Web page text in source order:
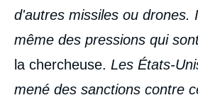
d'autres missiles ou drones.
même des pressions qui
la chercheuse. Les États-
mené des sanctions contre